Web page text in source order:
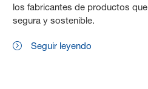
los fabricantes de productos
segura y sostenible.
Seguir leyendo